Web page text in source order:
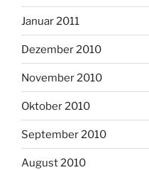
Januar 2011
Dezember 2010
November 2010
Oktober 2010
September 2010
August 2010